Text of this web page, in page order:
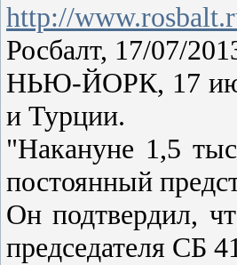
http://
Росбалт, 17/07/
НЬЮ-ЙОРК, 17
и Турции.
"Накануне 1,5
постоянный
Он подтвердил,
председателя СБ